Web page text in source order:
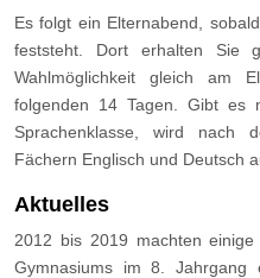
Es folgt ein Elternabend,
feststeht. Dort erhalten Sie
Wahlmöglichkeit gleich am
folgenden 14 Tagen. Gibt es
Sprachenklasse, wird nach
Fächern Englisch und Deutsch
Aktuelles
2012 bis 2019 machten
Gymnasiums im 8. Jahrgang